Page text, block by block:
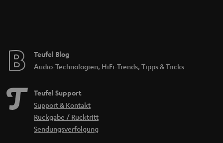
Teufel Blog
Audio-Technologien, HiFi-Trends, Tipps & Tricks
Teufel Support
Support & Kontakt
Rückgabe / Rücktritt
Sendungsverfolgung